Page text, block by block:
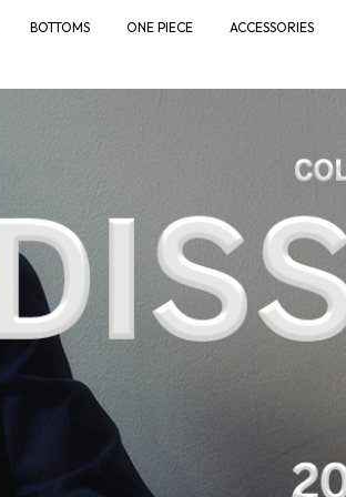
BOTTOMS ONE PIECE
ACCESSORIES